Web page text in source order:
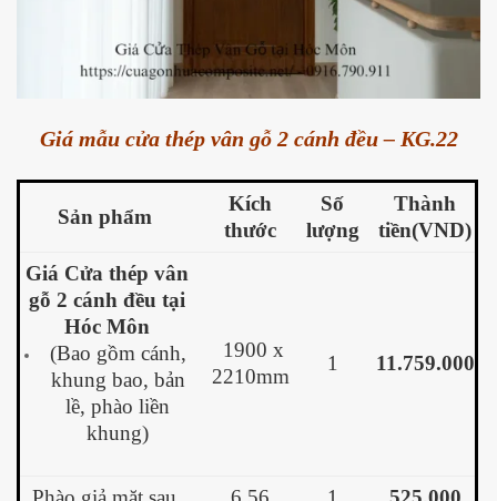
Giá mẫu cửa thép vân gỗ 2 cánh đều – KG.22
Sản phẩm
Kích
thước
Số
lượng
Thành
tiền(VND)
Giá Cửa thép vân
gỗ 2 cánh đều tại
Hóc Môn
(Bao gồm cánh,
khung bao, bản
lề, phào liền
khung)
1900 x
2210mm
1 11.759.000